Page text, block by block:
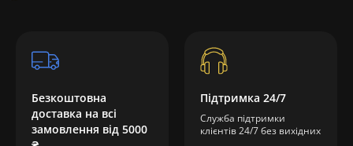
Безкоштовна
доставка на всі
замовлення від 5000
Підтримка 24/7
Служба підтримки
клієнтів 24/7 без вихідних